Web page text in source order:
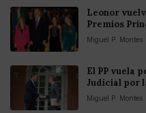
Leonor
Premios
Miguel P. Montes
El PP vuela
Judicial por
Miguel P. Montes